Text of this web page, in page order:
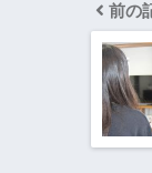
前の